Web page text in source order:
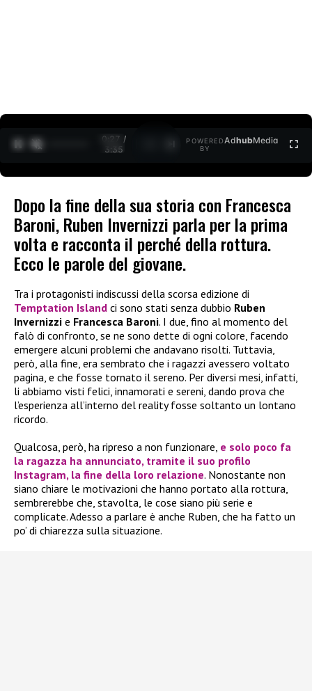
0:27 /
3:35
POWERED
BY
AdhubMedia
Dopo la fine della sua storia con Francesca
Baroni, Ruben Invernizzi parla per la prima
volta e racconta il perché della rottura.
Ecco le parole del giovane.
Tra i protagonisti indiscussi della scorsa edizione di
Temptation Island ci sono stati senza dubbio Ruben
Invernizzi e Francesca Baroni. I due, fino al momento del
falò di confronto, se ne sono dette di ogni colore, facendo
emergere alcuni problemi che andavano risolti. Tuttavia,
però, alla fine, era sembrato che i ragazzi avessero voltato
pagina, e che fosse tornato il sereno. Per diversi mesi, infatti,
li abbiamo visti felici, innamorati e sereni, dando prova che
l’esperienza all’interno del reality fosse soltanto un lontano
ricordo.
Qualcosa, però, ha ripreso a non funzionare, e solo poco fa
la ragazza ha annunciato, tramite il suo profilo
Instagram, la fine della loro relazione. Nonostante non
siano chiare le motivazioni che hanno portato alla rottura,
sembrerebbe che, stavolta, le cose siano più serie e
complicate. Adesso a parlare è anche Ruben, che ha fatto un
po’ di chiarezza sulla situazione.